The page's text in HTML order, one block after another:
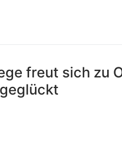
freut sich zu